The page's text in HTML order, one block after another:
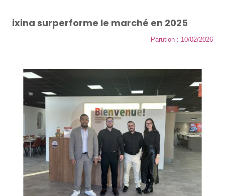
ixina surperforme le marché en 2025
Parution : 10/02/2026